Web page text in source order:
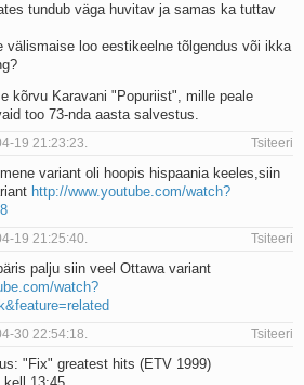
tundub väga huvitav ja samas ka tuttav
välismaise loo eestikeelne tõlgendus või ikka
kõrvu Karavani "Popuriist", mille peale
too 73-nda aasta salvestus.
19 21:23:23. Tsiteeri
variant oli hoopis hispaania keeles,siin
http://www.youtube.com/watch?
19 21:25:40. Tsiteeri
palju siin veel Ottawa variant
watch?
30 22:54:18. Tsiteeri
"Fix" greatest hits (ETV 1999)